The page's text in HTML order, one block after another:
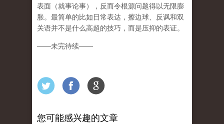
表面（就事论事），反而令根源问题得以无限膨
胀。最简单的比如日常表达，擦边球、反讽和双
关语并不是什么高超的技巧，而是压抑的表证。
——未完待续——
您可能感兴趣的文章